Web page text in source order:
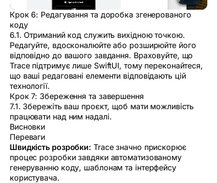
Крок 6: Редагування та доробка згенерованого
коду
6.1. Отриманий код служить вихідною точкою.
Редагуйте, вдосконалюйте або розширюйте його
відповідно до вашого завдання. Враховуйте, що
Trace підтримує лише SwiftUI, тому переконайтеся,
що ваші редаговані елементи відповідають цій
технології.
Крок 7: Збереження та завершення
7.1. Збережіть ваш проєкт, щоб мати можливість
працювати над ним надалі.
Висновки
Переваги
Швидкість розробки: Trace значно прискорює
процес розробки завдяки автоматизованому
генеруванню коду, шаблонам та інтерфейсу
користувача.